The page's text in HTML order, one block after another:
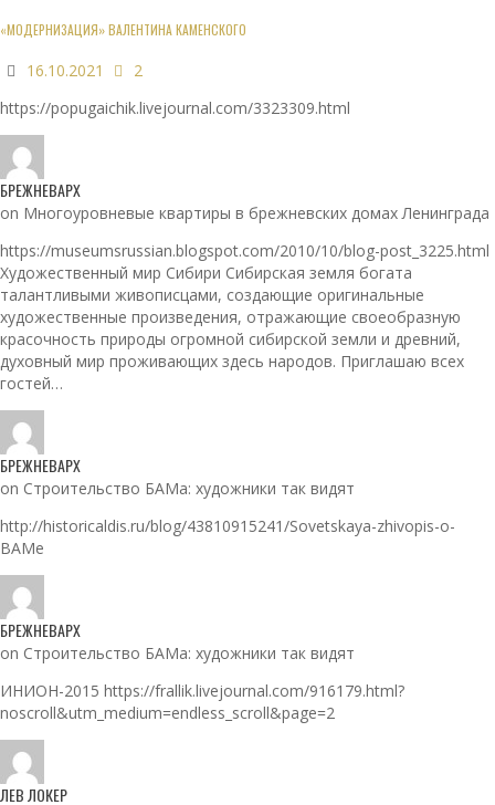
«МОДЕРНИЗАЦИЯ» ВАЛЕНТИНА КАМЕНСКОГО
16.10.2021
2
https://popugaichik.livejournal.com/3323309.html
БРЕЖНЕВАРХ
on Многоуровневые квартиры в брежневских домах Ленинграда
https://museumsrussian.blogspot.com/2010/10/blog-post_3225.html
Художественный мир Сибири Сибирская земля богата
талантливыми живописцами, создающие оригинальные
художественные произведения, отражающие своеобразную
красочность природы огромной сибирской земли и древний,
духовный мир проживающих здесь народов. Приглашаю всех
гостей…
БРЕЖНЕВАРХ
on Строительство БАМа: художники так видят
http://historicaldis.ru/blog/43810915241/Sovetskaya-zhivopis-o-
BAMe
БРЕЖНЕВАРХ
on Строительство БАМа: художники так видят
ИНИОН-2015 https://frallik.livejournal.com/916179.html?
noscroll&utm_medium=endless_scroll&page=2
ЛЕВ ЛОКЕР